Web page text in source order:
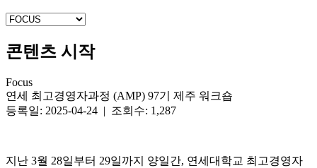
콘텐츠 시작
Focus
연세 최고경영자과정 (AMP) 97기 제주 워크숍
등록일: 2025-04-24 | 조회수: 1,287
지난 3월 28일부터 29일까지 양일간, 연세대학교 최고경영자